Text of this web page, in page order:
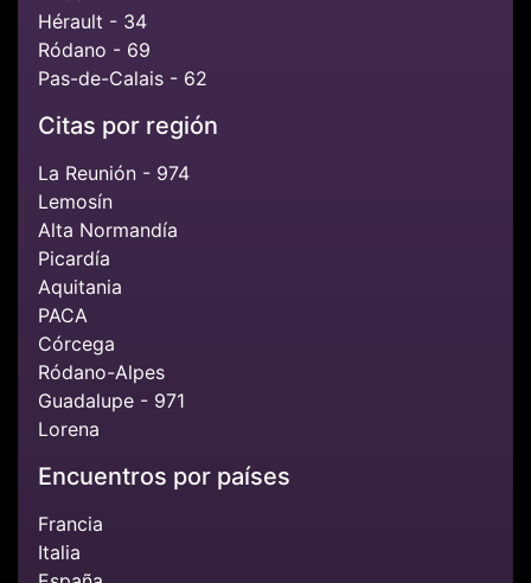
Hérault - 34
Ródano - 69
Pas-de-Calais - 62
Citas por región
La Reunión - 974
Lemosín
Alta Normandía
Picardía
Aquitania
PACA
Córcega
Ródano-Alpes
Guadalupe - 971
Lorena
Encuentros por países
Francia
Italia